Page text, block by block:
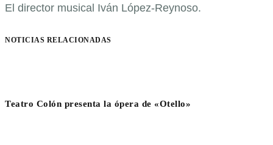
El director musical Iván López-Reynoso.
NOTICIAS RELACIONADAS
Teatro Colón presenta la ópera de «Otello»